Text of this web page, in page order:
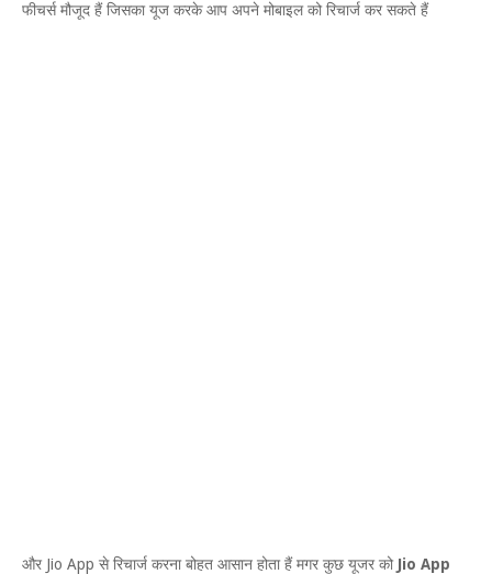
फीचर्स मौजूद हैं जिसका यूज करके आप अपने मोबाइल को रिचार्ज कर सकते हैं
और Jio App से रिचार्ज करना बोहत आसान होता हैं मगर कुछ यूजर को Jio App